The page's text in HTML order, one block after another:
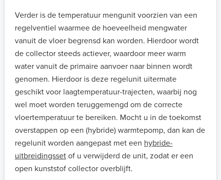
Verder is de temperatuur mengunit voorzien van een
regelventiel waarmee de hoeveelheid mengwater
vanuit de vloer begrensd kan worden. Hierdoor wordt
de collector steeds actiever, waardoor meer warm
water vanuit de primaire aanvoer naar binnen wordt
genomen. Hierdoor is deze regelunit uitermate
geschikt voor laagtemperatuur-trajecten, waarbij nog
wel moet worden teruggemengd om de correcte
vloertemperatuur te bereiken. Mocht u in de toekomst
overstappen op een (hybride) warmtepomp, dan kan de
regelunit worden aangepast met een hybride-
uitbreidingsset of u verwijderd de unit, zodat er een
open kunststof collector overblijft.